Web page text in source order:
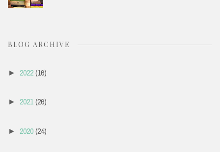
BLOG ARCHIVE
► 2022(16)
► 2021(26)
► 2020(24)